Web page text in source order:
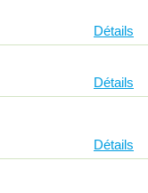
Détails
Détails
Détails